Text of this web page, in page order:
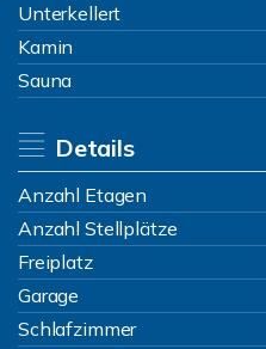
Unterkellert
Kamin
Sauna
Details
Anzahl Etagen
Anzahl Stellplätze
Freiplatz
Garage
Schlafzimmer